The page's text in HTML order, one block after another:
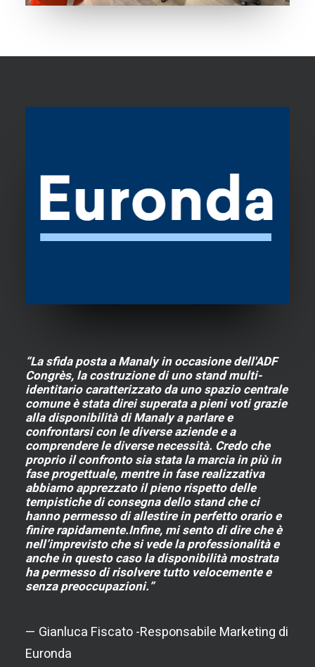
“La sfida posta a Manaly in occasione dell'ADF
Congrès, la costruzione di uno stand multi-
identitario caratterizzato da uno spazio centrale
comune è stata direi superata a pieni voti grazie
alla disponibilità di Manaly a parlare e
confrontarsi con le diverse aziende e a
comprendere le diverse necessità. Credo che
proprio il confronto sia stata la marcia in più in
fase progettuale, mentre in fase realizzativa
abbiamo apprezzato il pieno rispetto delle
tempistiche di consegna dello stand che ci
hanno permesso di allestire in perfetto orario e
finire rapidamente.Infine, mi sento di dire che è
nell’imprevisto che si vede la professionalità e
anche in questo caso la disponibilità mostrata
ha permesso di risolvere tutto velocemente e
senza preoccupazioni.”
— Gianluca Fiscato -Responsabile Marketing di
Euronda